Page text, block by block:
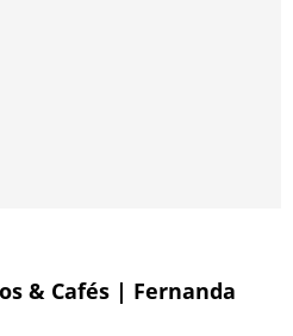
& Cafés | Fernanda